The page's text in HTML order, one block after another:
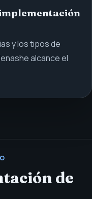
y los tipos de
alcance el
de